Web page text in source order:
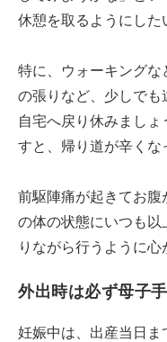
休憩を取るようにした
特に、ウォーキングな
の張りなど、少しでも
自宅へ戻り休みまし
すと、帰り道が辛くな
前駆陣痛が起きてお腹
の体の状態にいつも以
りながら行うように心
外出時は必ず母子
妊娠中は、出産当日ま